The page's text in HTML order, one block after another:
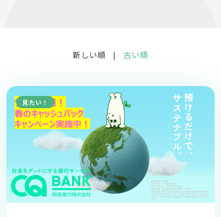
新しい順 | 古い順
見たい！